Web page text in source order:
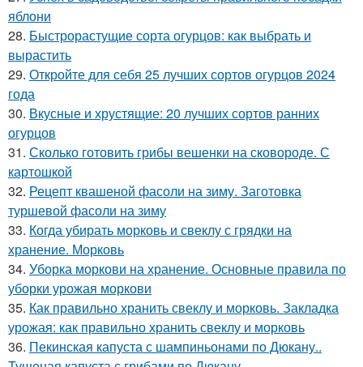
яблони
28. Быстрорастущие сорта огурцов: как выбрать и
вырастить
29. Откройте для себя 25 лучших сортов огурцов 2024
года
30. Вкусные и хрустящие: 20 лучших сортов ранних
огурцов
31. Сколько готовить грибы вешенки на сковороде. С
картошкой
32. Рецепт квашеной фасоли на зиму. Заготовка
туршевой фасоли на зиму
33. Когда убирать морковь и свеклу с грядки на
хранение. Морковь
34. Уборка моркови на хранение. Основные правила по
уборки урожая моркови
35. Как правильно хранить свеклу и морковь. Закладка
урожая: как правильно хранить свеклу и морковь
36. Пекинская капуста с шампиньонами по Дюкану..